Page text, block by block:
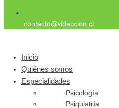
contacto@vidaccion.cl
Inicio
Quiénes somos
Especialidades
Psicología
Psiquiatría